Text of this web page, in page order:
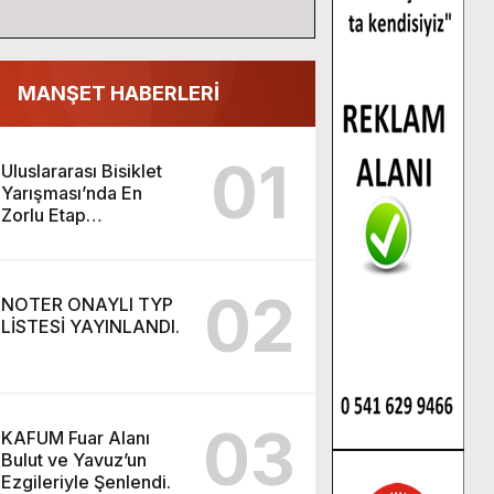
MANŞET HABERLERİ
Uluslararası Bisiklet
Yarışması’nda En
Zorlu Etap
01
NOTER ONAYLI TYP
LİSTESİ YAYINLANDI.
02
KAFUM Fuar Alanı
Bulut ve Yavuz’un
Ezgileriyle Şenlendi.
03